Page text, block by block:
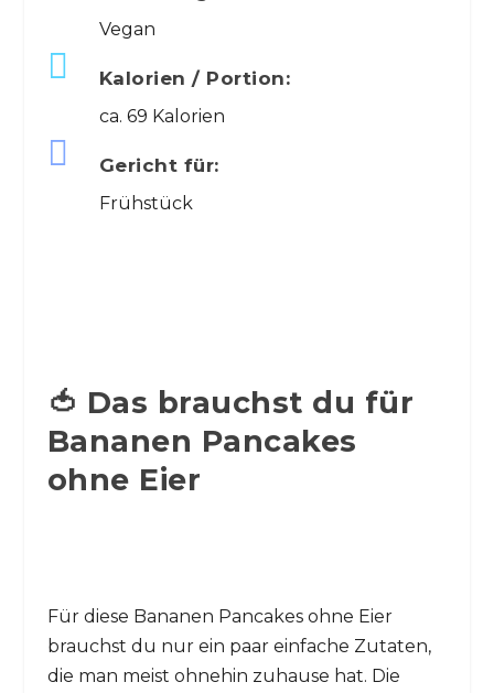
Vegan
 Kalorien / Portion:
ca. 69 Kalorien
 Gericht für:
Frühstück
🍅 Das brauchst du für
Bananen Pancakes
ohne Eier
Für diese Bananen Pancakes ohne Eier
brauchst du nur ein paar einfache Zutaten,
die man meist ohnehin zuhause hat. Die